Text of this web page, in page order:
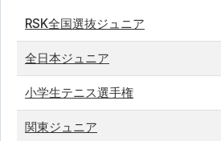
RSK全国選抜ジュニア
全日本ジュニア
小学生テニス選手権
関東ジュニア